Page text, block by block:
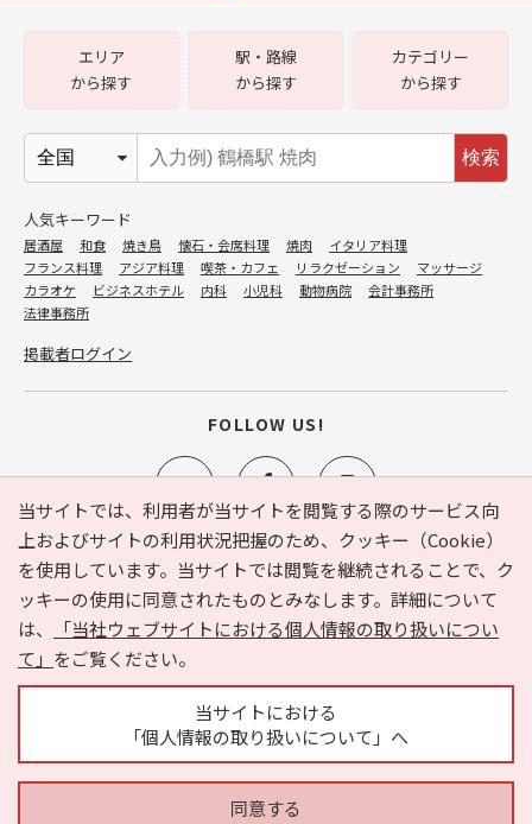
当サイトでは、利用者が当サイトを閲覧する際のサービス向
上およびサイトの利用状況把握のため、クッキー（Cookie）
を使用しています。当サイトでは閲覧を継続されることで、ク
ッキーの使用に同意されたものとみなします。詳細について
は、
「当社ウェブサイトにおける個人情報の取り扱いについ
て」 をご覧ください。
当サイトにおける
「個人情報の取り扱いについて」へ
同意する
e-NAVITA（イーナビタ）とは？ お気に入り
ヘルプ
利用規約
個人情報の取り扱いについて
運営会社
サイトマップ
広告掲載に関するお問い合わせ
エリア
から探す
駅・路線
から探す
カテゴリー
から探す
検索
人気キーワード
居酒屋 和食 焼き鳥 懐石・会席料理 焼肉
イタリア料理
フランス料理
アジア料理 喫茶・カフェ リラクゼーション
マッサージ
カラオケ
ビジネスホテル 内科 小児科 動物病院
会計事務所
法律事務所
掲載者ログイン
FOLLOW US!